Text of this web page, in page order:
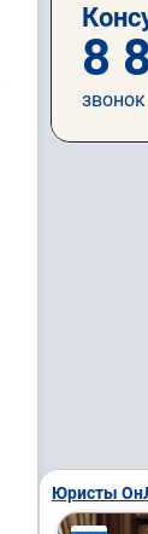
8
Юристы